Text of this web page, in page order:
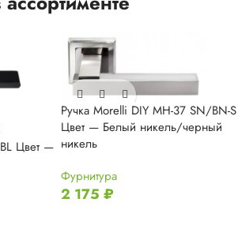
Цвет —
Ручка Morelli DIY MH-37 SN/BN-S
Цвет — Белый никель/черный
никель
Фурнитура
2 175 ₽